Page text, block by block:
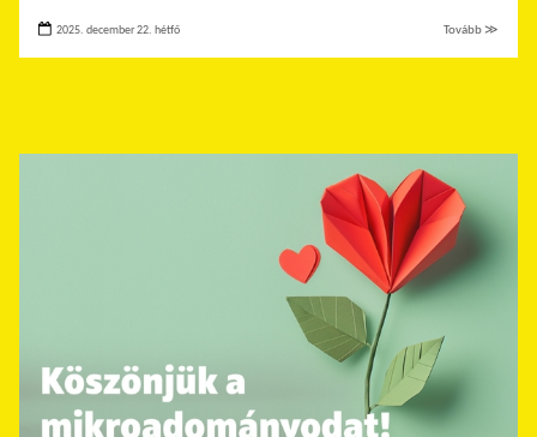
2025. december 22. hétfő Tovább ≫